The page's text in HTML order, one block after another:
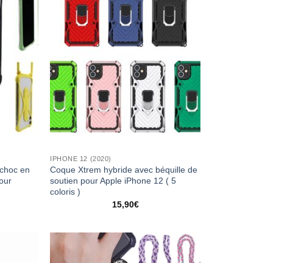
en
IPHONE 12 (2020)
Coque Xtrem hybride avec béquille de
soutien pour Apple iPhone 12 ( 5
coloris )
15,90€